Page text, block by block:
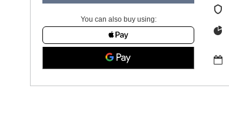
You can also buy using: